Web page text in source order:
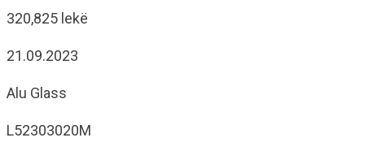
320,825 lekë
21.09.2023
Alu Glass
L52303020M